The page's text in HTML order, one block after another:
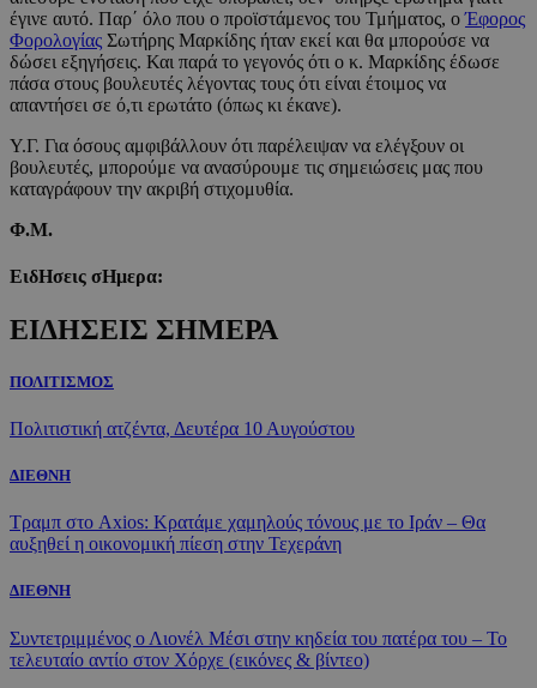
έγινε αυτό. Παρ΄ όλο που ο προϊστάμενος του Τμήματος, οΈφορος
Φορολογίας Σωτήρης Μαρκίδης ήταν εκεί και θα μπορούσε να
δώσει εξηγήσεις. Και παρά το γεγονός ότι ο κ. Μαρκίδης έδωσε
πάσα στους βουλευτές λέγοντας τους ότι είναι έτοιμος να
απαντήσει σε ό,τι ερωτάτο (όπως κι έκανε).
Υ.Γ. Για όσους αμφιβάλλουν ότι παρέλειψαν να ελέγξουν οι
βουλευτές, μπορούμε να ανασύρουμε τις σημειώσεις μας που
καταγράφουν την ακριβή στιχομυθία.
Φ.Μ.
ΕιδΗσεις σΗμερα:
ΕΙΔΗΣΕΙΣ ΣΗΜΕΡΑ
ΠΟΛΙΤΙΣΜΟΣ
Πολιτιστική ατζέντα, Δευτέρα 10 Αυγούστου
ΔΙΕΘΝΗ
Τραμπ στο Axios: Κρατάμε χαμηλούς τόνους με το Ιράν – Θα
αυξηθεί η οικονομική πίεση στην Τεχεράνη
ΔΙΕΘΝΗ
Συντετριμμένος ο Λιονέλ Μέσι στην κηδεία του πατέρα του – Το
τελευταίο αντίο στον Χόρχε (εικόνες & βίντεο)